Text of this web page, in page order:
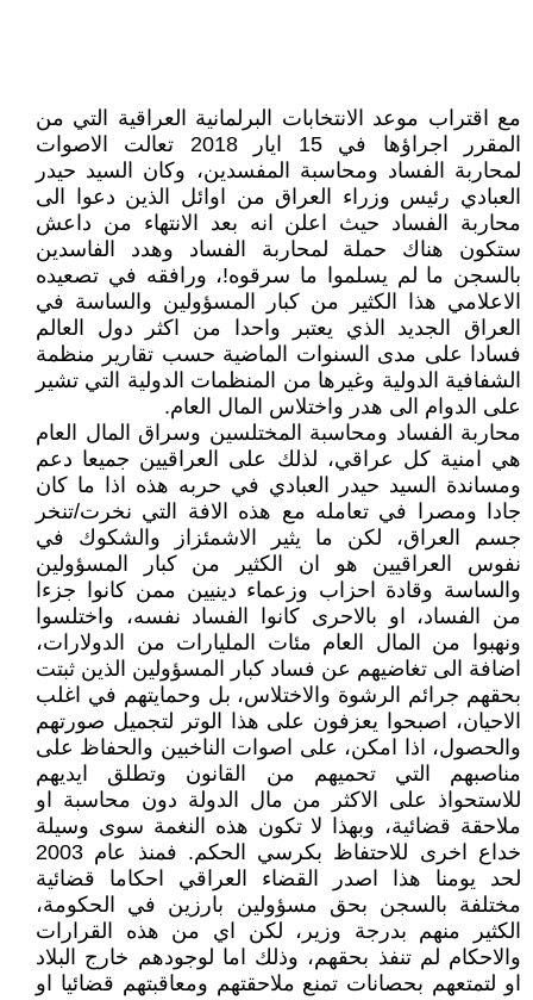
مع اقتراب موعد الانتخابات البرلمانية العراقية التي من
المقرر اجراؤها في 15 ايار 2018 تعالت الاصوات
لمحاربة الفساد ومحاسبة المفسدين، وكان السيد حيدر
العبادي رئيس وزراء العراق من اوائل الذين دعوا الى
محاربة الفساد حيث اعلن انه بعد الانتهاء من داعش
ستكون هناك حملة لمحاربة الفساد وهدد الفاسدين
بالسجن ما لم يسلموا ما سرقوه!، ورافقه في تصعيده
الاعلامي هذا الكثير من كبار المسؤولين والساسة في
العراق الجديد الذي يعتبر واحدا من اكثر دول العالم
فسادا على مدى السنوات الماضية حسب تقارير منظمة
الشفافية الدولية وغيرها من المنظمات الدولية التي تشير
على الدوام الى هدر واختلاس المال العام.
محاربة الفساد ومحاسبة المختلسين وسراق المال العام
هي امنية كل عراقي، لذلك على العراقيين جميعا دعم
ومساندة السيد حيدر العبادي في حربه هذه اذا ما كان
جادا ومصرا في تعامله مع هذه الافة التي نخرت/تنخر
جسم العراق، لكن ما يثير الاشمئزاز والشكوك في
نفوس العراقيين هو ان الكثير من كبار المسؤولين
والساسة وقادة احزاب وزعماء دينيين ممن كانوا جزءا
من الفساد، او بالاحرى كانوا الفساد نفسه، واختلسوا
ونهبوا من المال العام مئات المليارات من الدولارات،
اضافة الى تغاضيهم عن فساد كبار المسؤولين الذين ثبتت
بحقهم جرائم الرشوة والاختلاس، بل وحمايتهم في اغلب
الاحيان، اصبحوا يعزفون على هذا الوتر لتجميل صورتهم
والحصول، اذا امكن، على اصوات الناخبين والحفاظ على
مناصبهم التي تحميهم من القانون وتطلق ايديهم
للاستحواذ على الاكثر من مال الدولة دون محاسبة او
ملاحقة قضائية، وبهذا لا تكون هذه النغمة سوى وسيلة
خداع اخرى للاحتفاظ بكرسي الحكم. فمنذ عام 2003
لحد يومنا هذا اصدر القضاء العراقي احكاما قضائية
مختلفة بالسجن بحق مسؤولين بارزين في الحكومة،
الكثير منهم بدرجة وزير، لكن اي من هذه القرارات
والاحكام لم تنفذ بحقهم، وذلك اما لوجودهم خارج البلاد
او لتمتعهم بحصانات تمنع ملاحقتهم ومعاقبتهم قضائيا او